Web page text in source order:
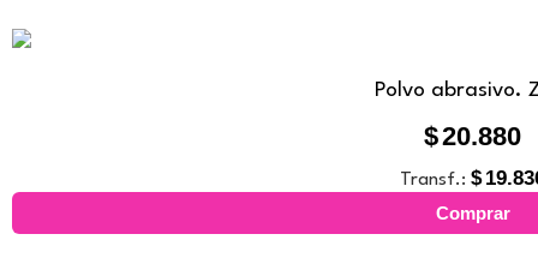
Polvo abrasivo.
$20.880
Transf.: $
Comprar